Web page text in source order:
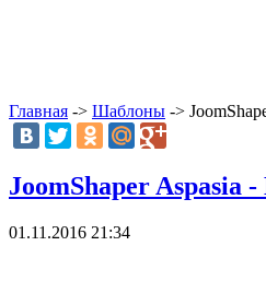
Главная -> Шаблоны ->
JoomShaper Aspasia
01.11.2016 21:34